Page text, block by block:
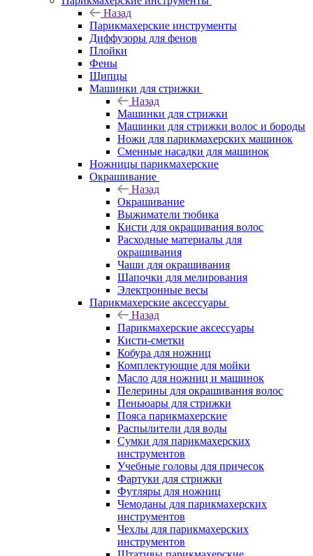
Назад
Парикмахерские инструменты
Диффузоры для фенов
Плойки
Фены
Щипцы
Машинки для стрижки
Назад
Машинки для стрижки
Машинки для стрижки волос и бороды
Ножи для парикмахерских машинок
Сменные насадки для машинок
Ножницы парикмахерские
Окрашивание
Назад
Окрашивание
Выжиматели тюбика
Кисти для окрашивания волос
Расходные материалы для
окрашивания
Чаши для окрашивания
Шапочки для мелирования
Электронные весы
Парикмахерские аксессуары
Назад
Парикмахерские аксессуары
Кисти-сметки
Кобура для ножниц
Комплектующие для мойки
Масло для ножниц и машинок
Пелерины для окрашивания волос
Пеньюары для стрижки
Пояса парикмахерские
Распылители для воды
Сумки для парикмахерских
инструментов
Учебные головы для причесок
Фартуки для стрижки
Футляры для ножниц
Чемоданы для парикмахерских
инструментов
Чехлы для парикмахерских
инструментов